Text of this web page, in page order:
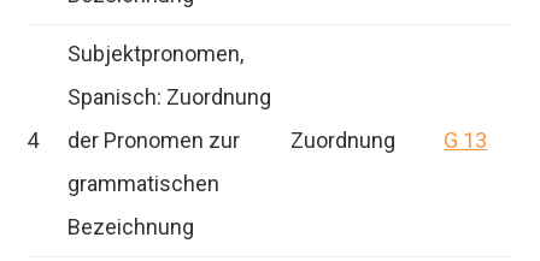
4
Subjektpronomen,
Spanisch: Zuordnung
der Pronomen zur
grammatischen
Bezeichnung
Zuordnung G 13